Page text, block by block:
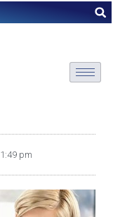
1:49 pm